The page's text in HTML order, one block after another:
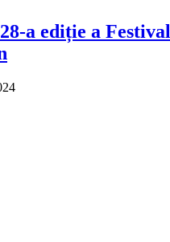
a ediție a